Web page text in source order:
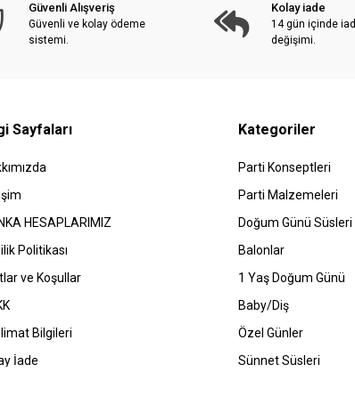
Güvenli Alışveriş
Güvenli ve kolay ödeme
sistemi.
Kolay iade
14 gün içinde
değişimi.
Sayfaları
HESAPLARIMIZ
Politikası
ve Koşullar
Bilgileri
İade
Kategoriler
Parti Konseptleri
Parti Malzemeleri
Doğum Günü Süsleri
Balonlar
1 Yaş Doğum Günü
Baby/Diş
Özel Günler
Sünnet Süsleri